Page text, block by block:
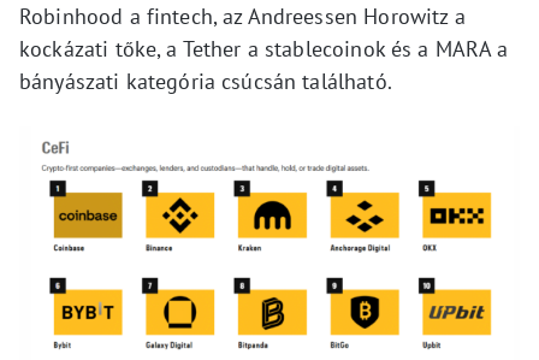
Robinhood a fintech, az Andreessen Horowitz a
kockázati tőke, a Tether a stablecoinok és a MARA a
bányászati kategória csúcsán található.